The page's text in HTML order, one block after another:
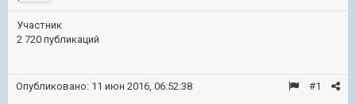
Участник
2 720 публикаций
#1
Опубликовано: 11 июн 2016, 06:52:38